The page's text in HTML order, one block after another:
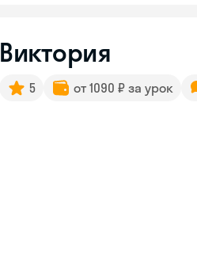
Виктория
5 от 1090 ₽ за урок